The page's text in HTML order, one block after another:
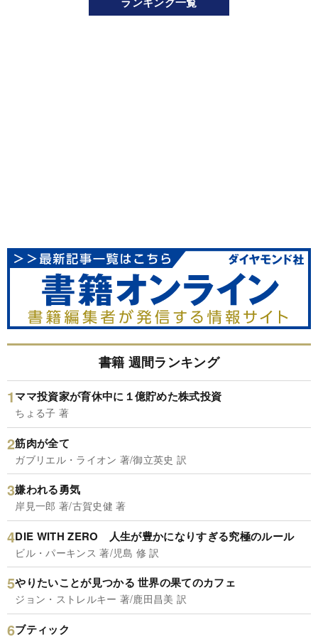
書籍 週間ランキング
ママ投資家が育休中に１億貯めた株式投資
ちょる子 著
筋肉が全て
ガブリエル・ライオン 著/御立英史 訳
嫌われる勇気
岸見一郎 著/古賀史健 著
DIE WITH ZERO 人生が豊かになりすぎる究極のルール
ビル・パーキンス 著/児島 修 訳
やりたいことが見つかる 世界の果てのカフェ
ジョン・ストレルキー 著/鹿田昌美 訳
ブティック